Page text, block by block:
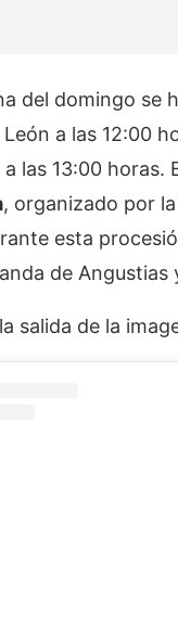
del domingo se
a las 12:00
las 13:00 horas.
, organizado por
esta
de Angustias
salida de la